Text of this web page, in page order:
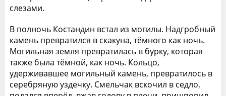
слезами.
В полночь Костандин встал из могилы. Надгробный
камень превратился в скакуна, тёмного как ночь.
Могильная земля превратилась в бурку, которая
также была тёмной, как ночь. Кольцо,
удерживавшее могильный камень, превратилось в
серебряную уздечку. Смельчак вскочил в седло,